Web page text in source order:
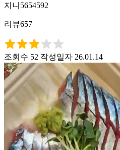
지니5654592
리뷰657
조회수 52 작성일자 26.01.14